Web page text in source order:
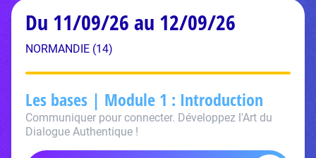
Du 11/09/26 au 12/09/26
NORMANDIE (14)
Les bases | Module 1 : Introduction
Communiquer pour connecter. Développez l'Art du
Dialogue Authentique !